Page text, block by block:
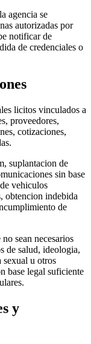
agencia se
autorizadas por
notificar de
de credenciales o
licitos vinculados a
proveedores,
cotizaciones,
suplantacion de
sin base
vehiculos
obtencion indebida
de
sean necesarios
de salud, ideologia,
u otros
base legal suficiente
y